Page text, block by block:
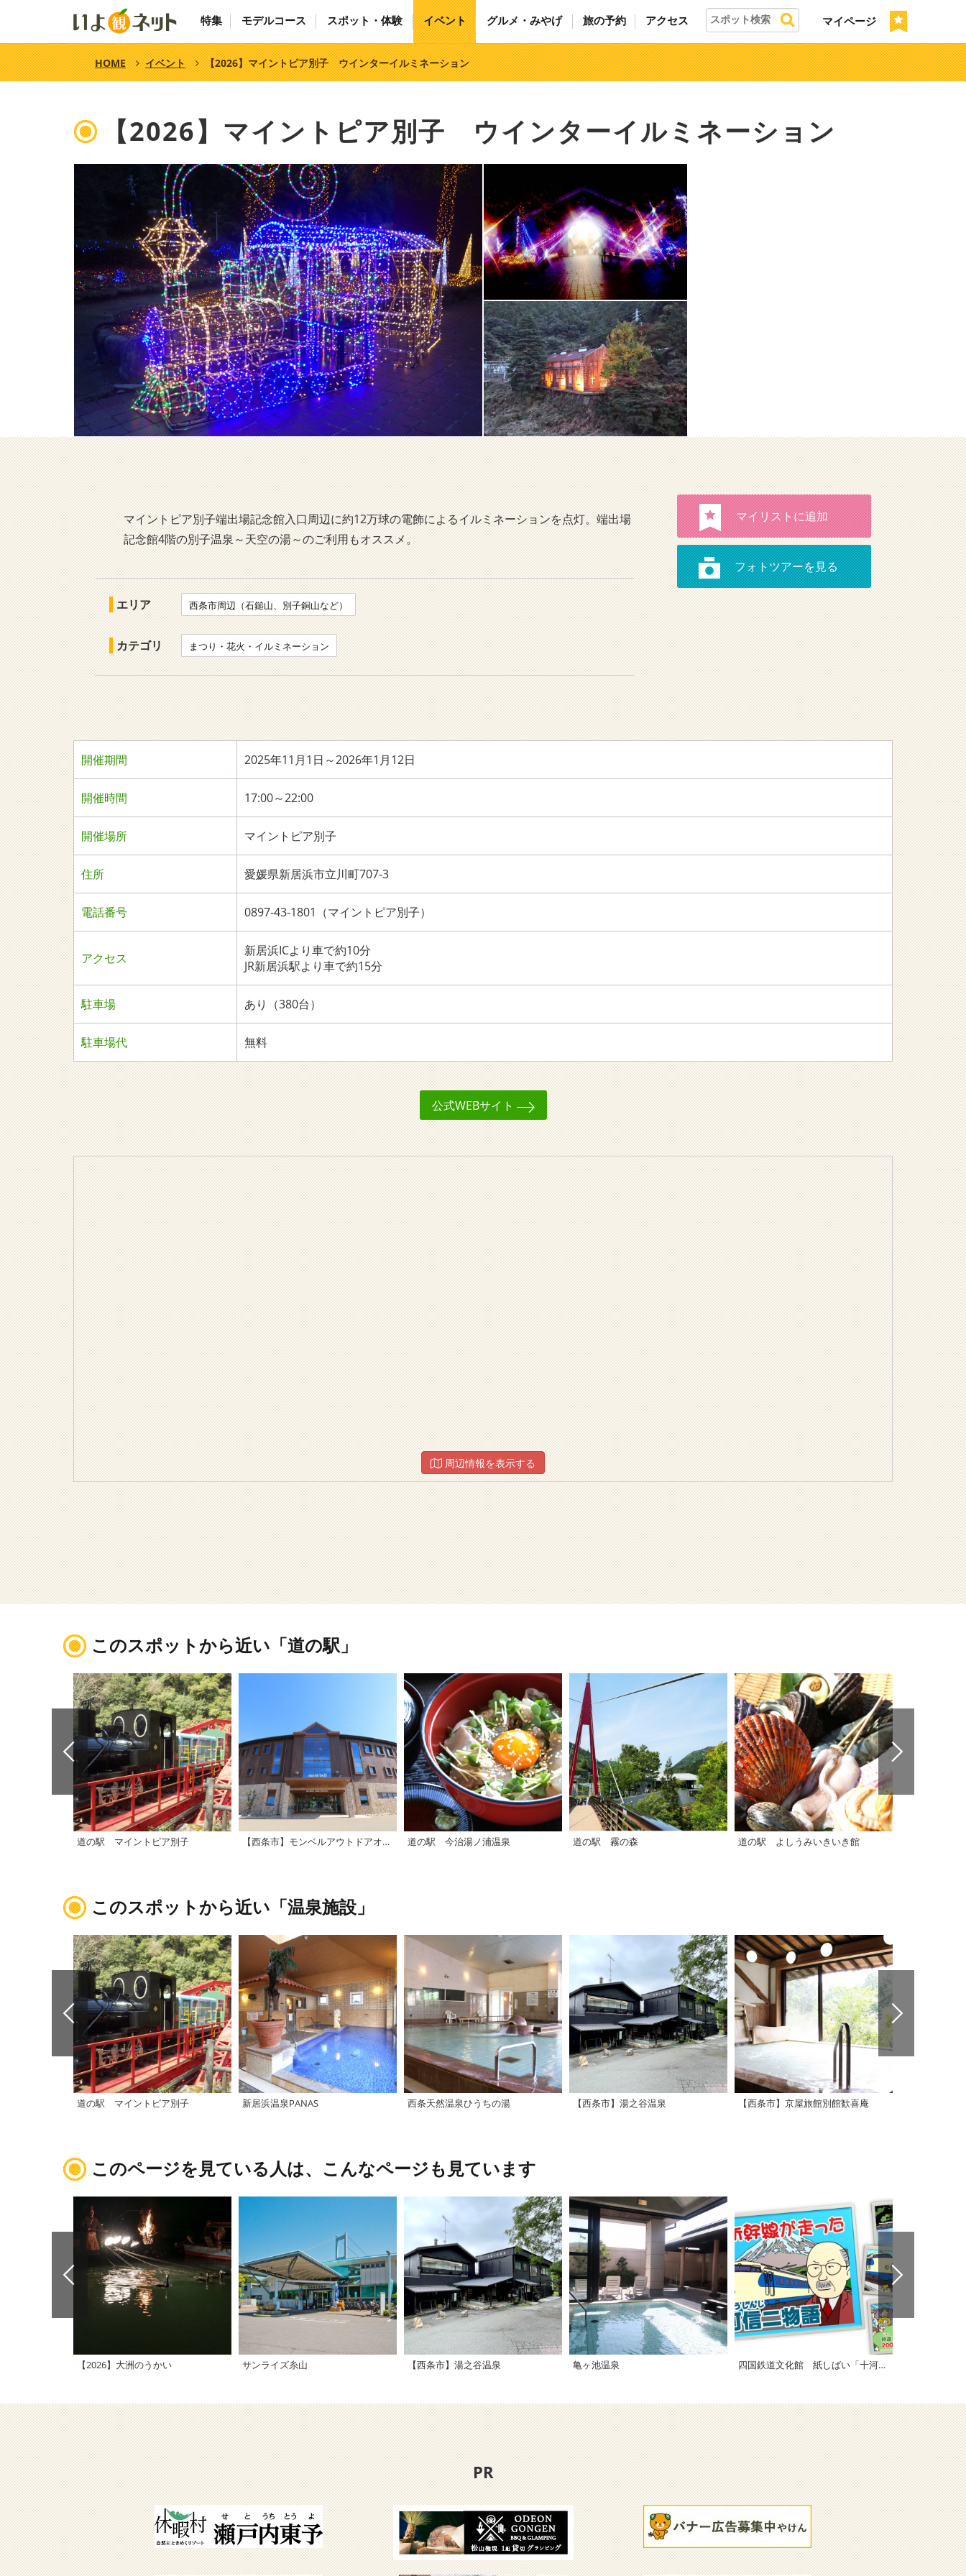
マイページ
特集 モデルコース スポット・体験 イベント グルメ・みやげ 旅の予約 アクセス
HOME イベント 【2026】マイントピア別子 ウインターイルミネーション
【2026】マイントピア別子 ウインターイルミネーション
マイントピア別子端出場記念館入口周辺に約12万球の電飾によるイルミネーションを点灯。端出場
記念館4階の別子温泉～天空の湯～のご利用もオススメ。
エリア 西条市周辺（石鎚山、別子銅山など）
カテゴリ まつり・花火・イルミネーション
開催期間 2025年11月1日～2026年1月12日
開催時間 17:00～22:00
開催場所 マイントピア別子
住所 愛媛県新居浜市立川町707-3
電話番号 0897-43-1801（マイントピア別子）
アクセス
新居浜ICより車で約10分
JR新居浜駅より車で約15分
駐車場 あり（380台）
駐車場代 無料
公式WEBサイト
周辺情報を表示する
このスポットから近い「道の駅」
道の駅 マイントピア別子 【西条市】モンベルアウトドアオアシス石鎚 道の駅 今治湯ノ浦温泉 道の駅 霧の森 道の駅 よしうみいきいき館
このスポットから近い「温泉施設」
道の駅 マイントピア別子 新居浜温泉PANAS 西条天然温泉ひうちの湯 【西条市】湯之谷温泉 【西条市】京屋旅館別館歓喜庵
このページを見ている人は、こんなページも見ています
【2026】大洲のうかい サンライズ糸山 【西条市】湯之谷温泉 亀ヶ池温泉 四国鉄道文化館 紙しばい「十河信二伝」
PR